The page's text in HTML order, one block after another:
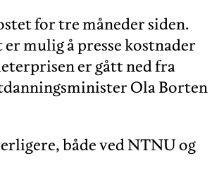
for tre måneder siden.
mulig å presse kostnader
er gått ned fra
Ola Borten
både ved NTNU og